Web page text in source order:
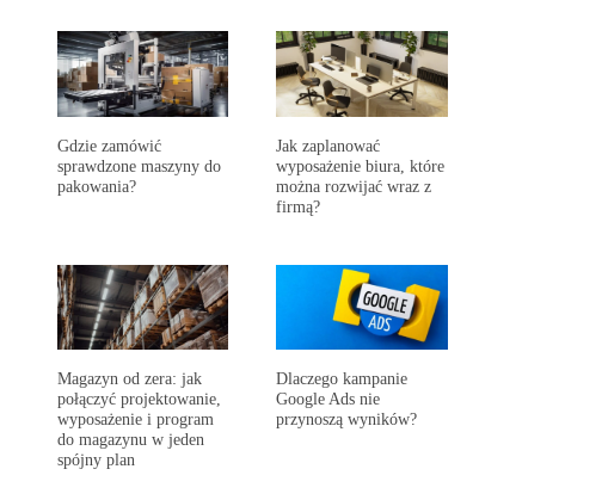
Gdzie zamówić
sprawdzone maszyny do
pakowania?
Jak zaplanować
wyposażenie biura, które
można rozwijać wraz z
firmą?
Magazyn od zera: jak
połączyć projektowanie,
wyposażenie i program
do magazynu w jeden
spójny plan
Dlaczego kampanie
Google Ads nie
przynoszą wyników?